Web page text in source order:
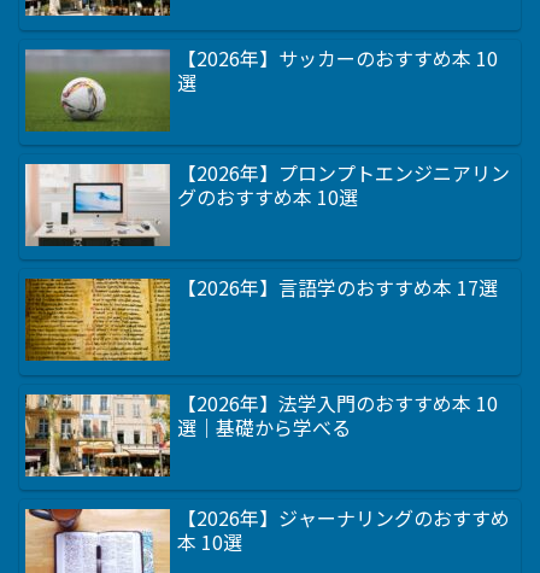
【2026年】サッカーのおすすめ本 10
選
【2026年】プロンプトエンジニアリン
グのおすすめ本 10選
【2026年】言語学のおすすめ本 17選
【2026年】法学入門のおすすめ本 10
選｜基礎から学べる
【2026年】ジャーナリングのおすすめ
本 10選